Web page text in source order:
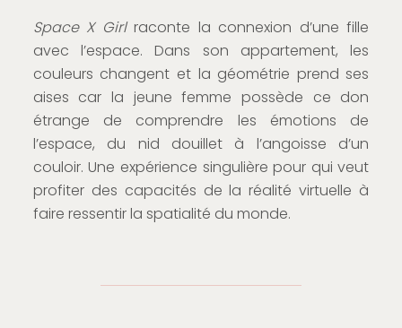
Space X Girlraconte la connexion d’une fille
avec l’espace. Dans son appartement, les
couleurs changent et la géométrie prend ses
aises car la jeune femme possède ce don
étrange de comprendre les émotions de
l’espace, du nid douillet à l’angoisse d’un
couloir. Une expérience singulière pour qui veut
profiter des capacités de la réalité virtuelle à
faire ressentir la spatialité du monde.